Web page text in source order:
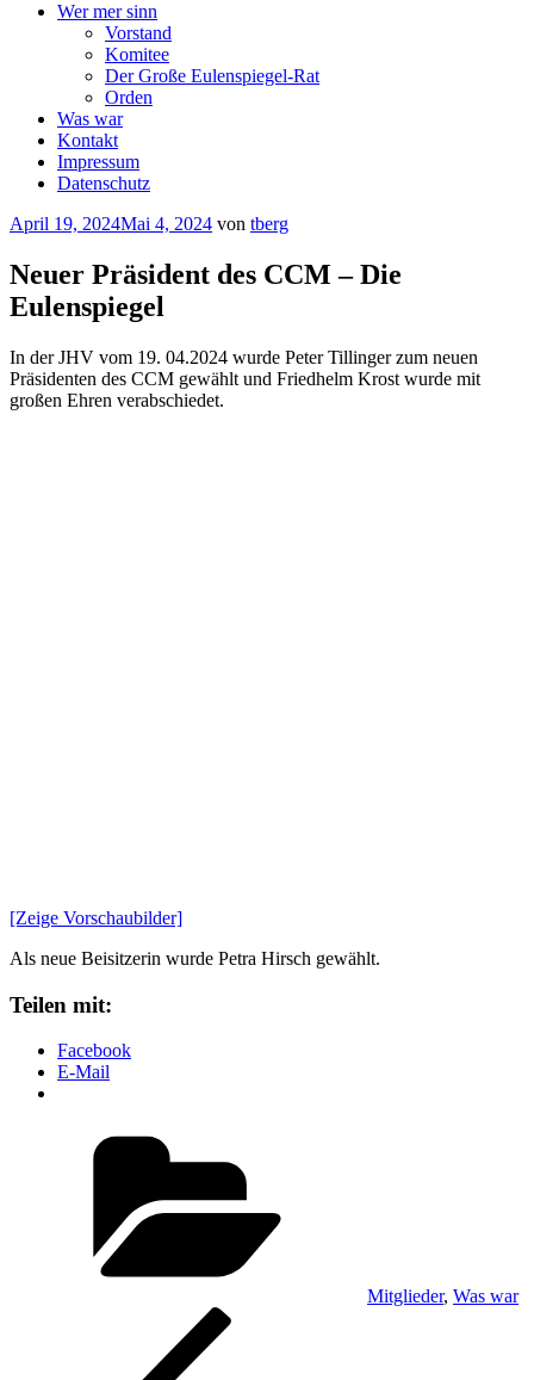
Wer mer sinn
Vorstand
Komitee
Der Große Eulenspiegel-Rat
Orden
Was war
Kontakt
Impressum
Datenschutz
Veröffentlicht
April 19, 2024Mai 4, 2024 von tberg
Neuer Präsident des CCM – Die
Eulenspiegel
In der JHV vom 19. 04.2024 wurde Peter Tillinger zum neuen
Präsidenten des CCM gewählt und Friedhelm Krost wurde mit
großen Ehren verabschiedet.
[Zeige Vorschaubilder]
Als neue Beisitzerin wurde Petra Hirsch gewählt.
Teilen mit:
Facebook
E-Mail
Mitglieder, Was war
Beitragsnavigation